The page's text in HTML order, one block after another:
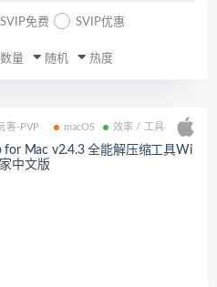
SVIP免费 SVIP优惠
量 随机 热度
客-PVP macOS 效率 / 工具
for Mac v2.4.3 全能解压缩工具Wi
中文版